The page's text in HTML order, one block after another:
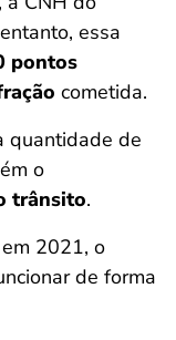
essa
pontos
cometida.
quantidade de
o
trânsito.
2021, o
de forma